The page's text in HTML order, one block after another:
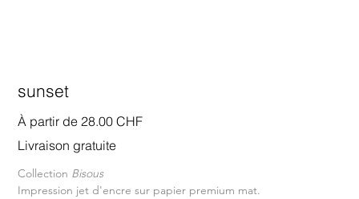
sunset
À partir de Prix
28.00 CHF
Livraison gratuite
Collection Bisous
Impression jet d'encre sur papier premium mat.